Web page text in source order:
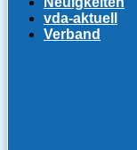
vda-aktuell
Verband